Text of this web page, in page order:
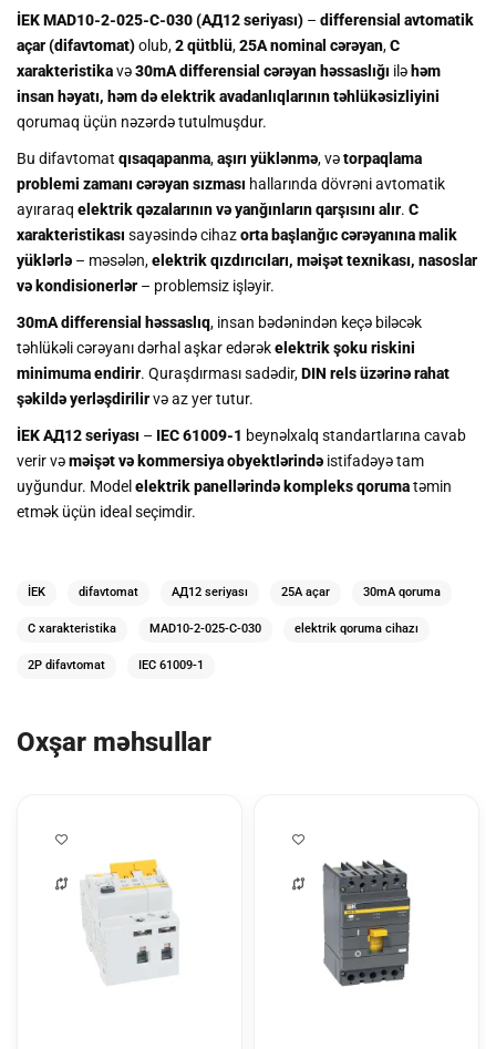
İEK MAD10-2-025-C-030 (АД12 seriyası) – differensial avtomatik
açar (difavtomat)olub,2 qütblü,25A nominal cərəyan,C
xarakteristikavə30mA differensial cərəyan həssaslığı ilə həm
insan həyatı, həm də elektrik avadanlıqlarının təhlükəsizliyini
qorumaq üçün nəzərdə tutulmuşdur.
Bu difavtomat qısaqapanma,aşırı yüklənmə, vətorpaqlama
problemi zamanı cərəyan sızması hallarında dövrəni avtomatik
ayıraraq elektrik qəzalarının və yanğınların qarşısını alır. C
xarakteristikası sayəsində cihazorta başlanğıc cərəyanına malik
yüklərlə – məsələn,elektrik qızdırıcıları, məişət texnikası, nasoslar
və kondisionerlər – problemsiz işləyir.
30mA differensial həssaslıq, insan bədənindən keçə biləcək
təhlükəli cərəyanı dərhal aşkar edərəkelektrik şoku riskini
minimuma endirir. Quraşdırması sadədir,DIN rels üzərinə rahat
şəkildə yerləşdirilirvə az yer tutur.
İEK АД12 seriyası – IEC 61009-1 beynəlxalq standartlarına cavab
verir vəməişət və kommersiya obyektlərində istifadəyə tam
uyğundur. Model elektrik panellərində kompleks qorumatəmin
etmək üçün ideal seçimdir.
İEK difavtomat АД12 seriyası 25A açar 30mA qoruma
C xarakteristika MAD10-2-025-C-030 elektrik qoruma cihazı
2P difavtomat IEC 61009-1
Oxşar məhsullar